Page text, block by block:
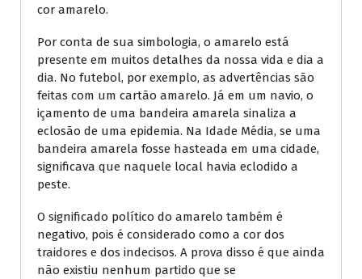
cor amarelo.
Por conta de sua simbologia, o amarelo está
presente em muitos detalhes da nossa vida e dia a
dia. No futebol, por exemplo, as advertências são
feitas com um cartão amarelo. Já em um navio, o
içamento de uma bandeira amarela sinaliza a
eclosão de uma epidemia. Na Idade Média, se uma
bandeira amarela fosse hasteada em uma cidade,
significava que naquele local havia eclodido a
peste.
O significado político do amarelo também é
negativo, pois é considerado como a cor dos
traidores e dos indecisos. A prova disso é que ainda
não existiu nenhum partido que se